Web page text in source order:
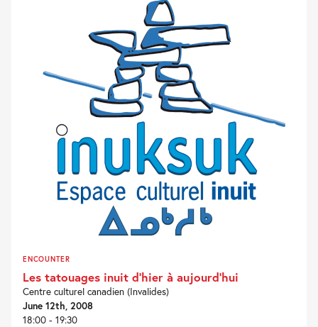
ENCOUNTER
Les tatouages inuit d’hier à aujourd’hui
Centre culturel canadien (Invalides)
June 12th, 2008
18:00 - 19:30